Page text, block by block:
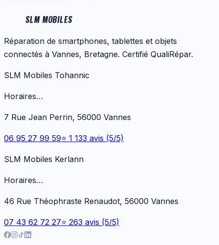
SLM MOBILES
Réparation de smartphones, tablettes et objets
connectés à Vannes, Bretagne. Certifié QualiRépar.
SLM Mobiles Tohannic
Horaires…
7 Rue Jean Perrin, 56000 Vannes
06 95 27 99 59⭐ 1 133 avis (5/5)
SLM Mobiles Kerlann
Horaires…
46 Rue Théophraste Renaudot, 56000 Vannes
07 43 62 72 27⭐ 263 avis (5/5)